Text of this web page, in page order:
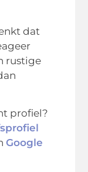
dat
rustige
profiel?
Google